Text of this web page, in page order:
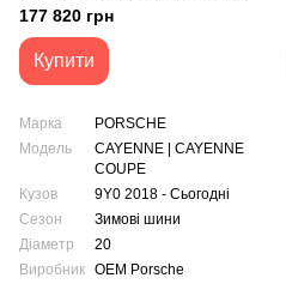
(9Y0601025CB/9Y0601025CC)
177 820 грн
Купити
Марка
PORSCHE
Модель
CAYENNE | CAYENNE
COUPE
Кузов
9Y0 2018 - Сьогодні
Сезон
Зимові шини
Діаметр
20
Виробник OEM Porsche